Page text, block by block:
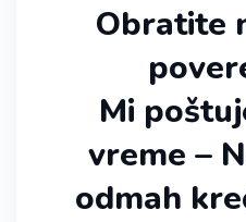
Obratite
Mi
vreme –
odmah